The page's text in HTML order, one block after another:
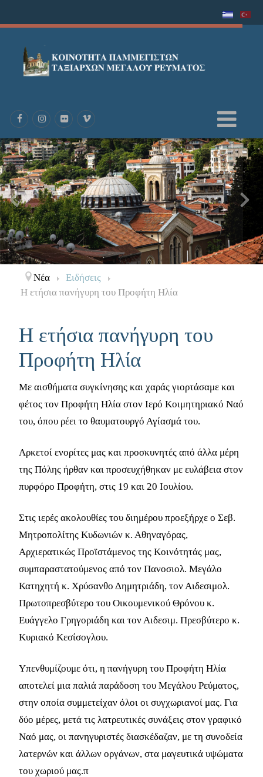
Νέα
Ειδήσεις
Η ετήσια πανήγυρη του Προφήτη Ηλία
Η ετήσια πανήγυρη του
Προφήτη Ηλία
Με αισθήματα συγκίνησης και χαράς γιορτάσαμε και
φέτος τον Προφήτη Ηλία στον Ιερό Κοιμητηριακό Ναό
του, όπου ρέει το θαυματουργό Αγίασμά του.
Αρκετοί ενορίτες μας και προσκυνητές από άλλα μέρη
της Πόλης ήρθαν και προσευχήθηκαν με ευλάβεια στον
πυρφόρο Προφήτη, στις 19 και 20 Ιουλίου.
Στις ιερές ακολουθίες του διημέρου προεξήρχε ο Σεβ.
Μητροπολίτης Κυδωνιών κ. Αθηναγόρας,
Αρχιερατικώς Προϊστάμενος της Κοινότητάς μας,
συμπαραστατούμενος από τον Πανοσιολ. Μεγάλο
Κατηχητή κ. Χρύσανθο Δημητριάδη, τον Αιδεσιμολ.
Πρωτοπρεσβύτερο του Οικουμενικού Θρόνου κ.
Ευάγγελο Γρηγοριάδη και τον Αιδεσιμ. Πρεσβύτερο κ.
Κυριακό Κεσίσογλου.
Υπενθυμίζουμε ότι, η πανήγυρη του Προφήτη Ηλία
αποτελεί μια παλιά παράδοση του Μεγάλου Ρεύματος,
στην οποία συμμετείχαν όλοι οι συγχωριανοί μας. Για
δύο μέρες, μετά τις λατρευτικές συνάξεις στον γραφικό
Ναό μας, οι πανηγυριστές διασκέδαζαν, με τη συνοδεία
λατερνών και άλλων οργάνων, στα μαγευτικά υψώματα
του χωριού μας.π